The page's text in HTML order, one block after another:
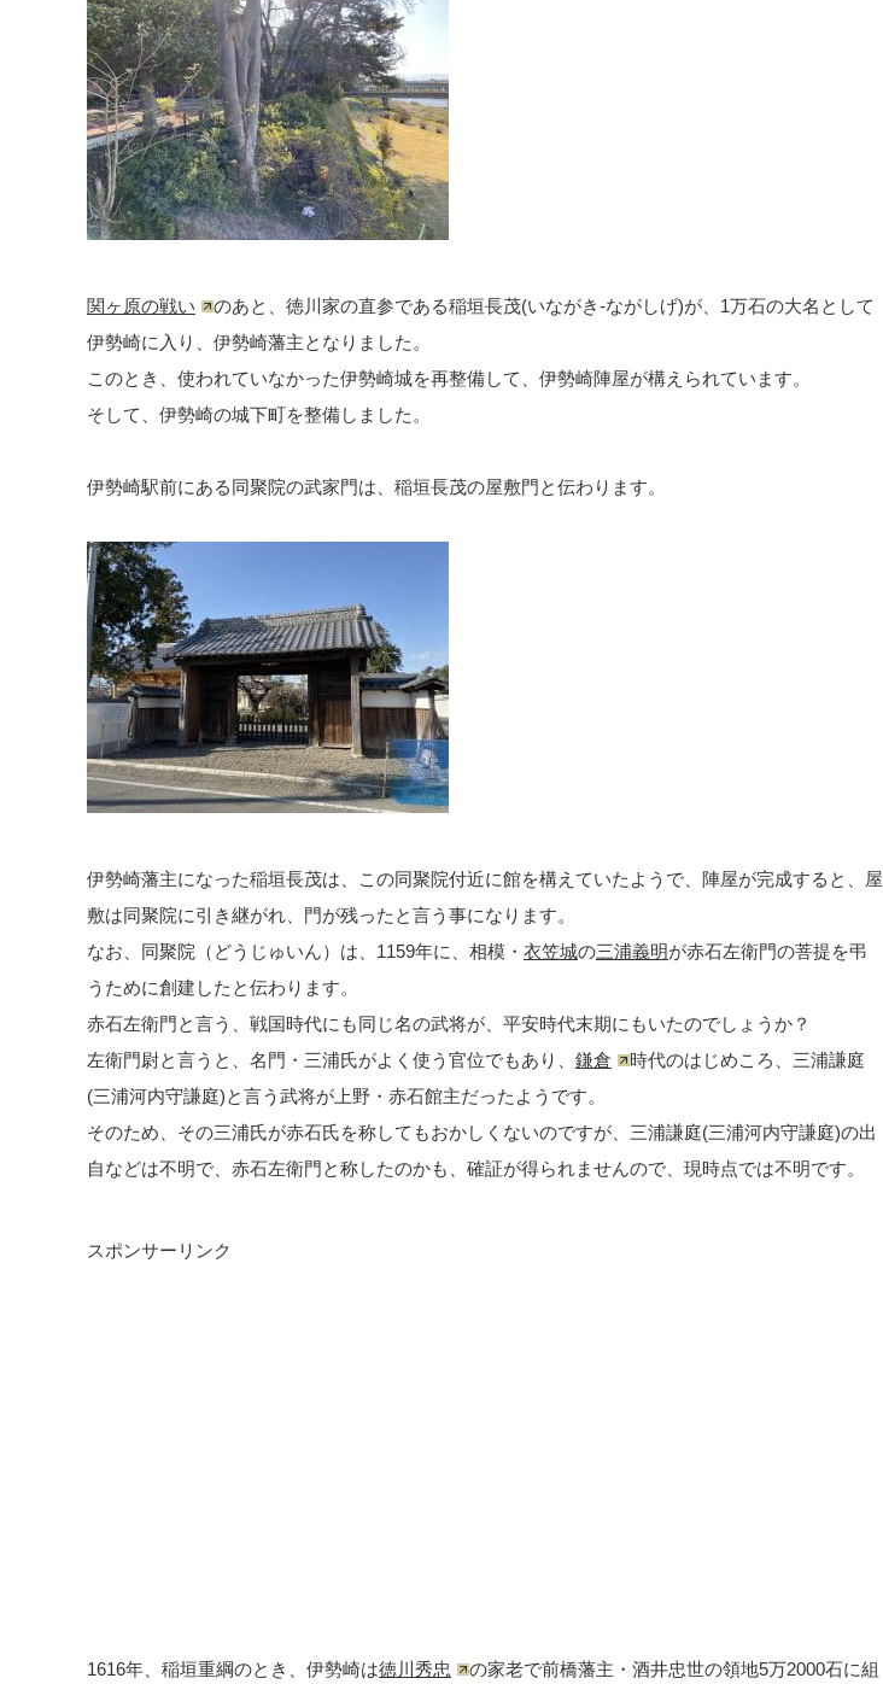
関ヶ原の戦い
のあと、徳川家の直参である稲垣長茂(いながき-ながしげ)が、1万石の大名として
伊勢崎に入り、伊勢崎藩主となりました。
このとき、使われていなかった伊勢崎城を再整備して、伊勢崎陣屋が構えられています。
そして、伊勢崎の城下町を整備しました。
伊勢崎駅前にある同聚院の武家門は、稲垣長茂の屋敷門と伝わります。
伊勢崎藩主になった稲垣長茂は、この同聚院付近に館を構えていたようで、陣屋が完成すると、屋
敷は同聚院に引き継がれ、門が残ったと言う事になります。
なお、同聚院（どうじゅいん）は、1159年に、相模・ 衣笠城の三浦義明が赤石左衛門の菩提を弔
うために創建したと伝わります。
赤石左衛門と言う、戦国時代にも同じ名の武将が、平安時代末期にもいたのでしょうか？
左衛門尉と言うと、名門・三浦氏がよく使う官位でもあり、 鎌倉
時代のはじめころ、三浦謙庭
(三浦河内守謙庭)と言う武将が上野・赤石館主だったようです。
そのため、その三浦氏が赤石氏を称してもおかしくないのですが、三浦謙庭(三浦河内守謙庭)の出
自などは不明で、赤石左衛門と称したのかも、確証が得られませんので、現時点では不明です。
スポンサーリンク
1616年、稲垣重綱のとき、伊勢崎は徳川秀忠 の家老で前橋藩主・酒井忠世の領地5万2000石に組